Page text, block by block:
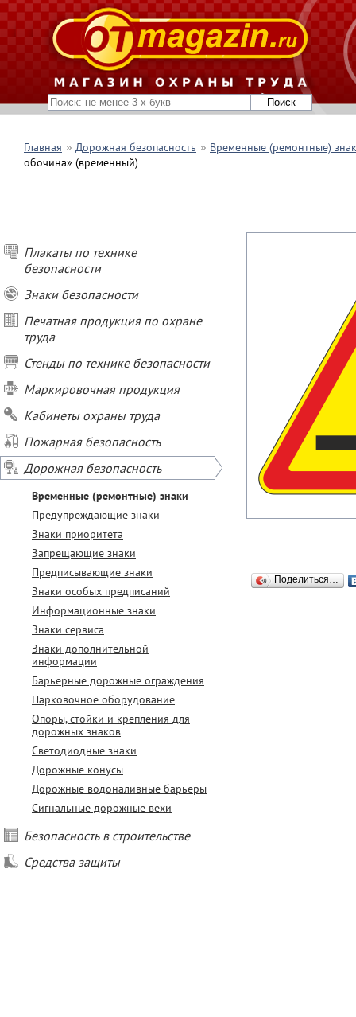
Главная Дорожная безопасность
Временные (ремонтные)
обочина» (временный)
Плакаты по технике
безопасности
Знаки безопасности
Печатная продукция по охране
труда
Стенды по технике безопасности
Маркировочная продукция
Кабинеты охраны труда
Пожарная безопасность
Дорожная безопасность
Временные (ремонтные) знаки
Предупреждающие знаки
Знаки приоритета
Запрещающие знаки
Предписывающие знаки
Знаки особых предписаний
Информационные знаки
Знаки сервиса
Знаки дополнительной
информации
Барьерные дорожные ограждения
Парковочное оборудование
Опоры, стойки и крепления для
дорожных знаков
Светодиодные знаки
Дорожные конусы
Дорожные водоналивные барьеры
Сигнальные дорожные вехи
Безопасность в строительстве
Средства защиты
Поделиться…